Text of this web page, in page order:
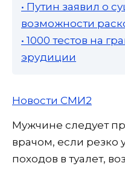
• Путин заявил о
возможности
• 1000 тестов на
эрудиции
Новости СМИ2
Мужчине следует
врачом, если резко
походов в туалет,